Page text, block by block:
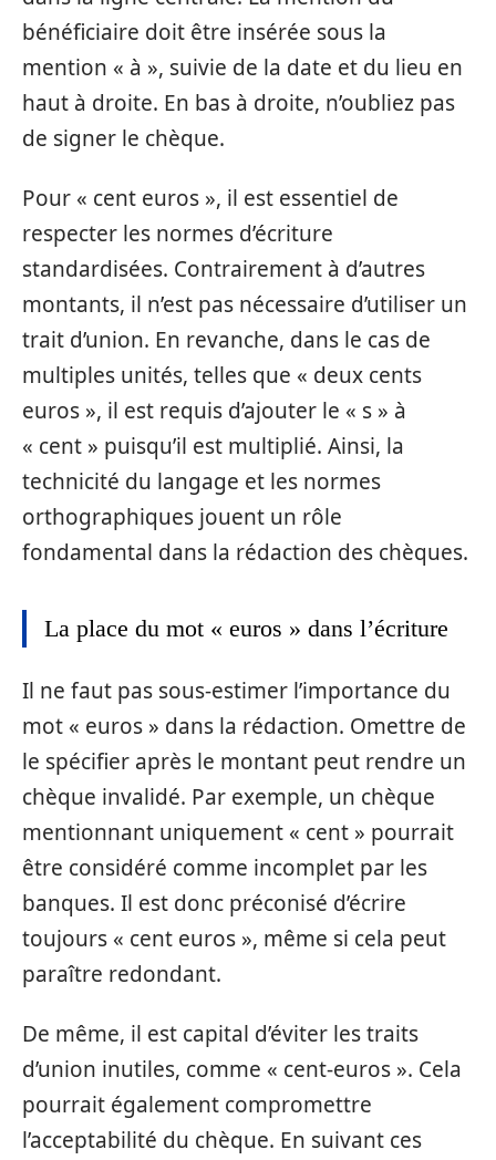
bénéficiaire doit être insérée sous la
mention « à », suivie de la date et du lieu en
haut à droite. En bas à droite, n’oubliez pas
de signer le chèque.
Pour « cent euros », il est essentiel de
respecter les normes d’écriture
standardisées. Contrairement à d’autres
montants, il n’est pas nécessaire d’utiliser un
trait d’union. En revanche, dans le cas de
multiples unités, telles que « deux cents
euros », il est requis d’ajouter le « s » à
« cent » puisqu’il est multiplié. Ainsi, la
technicité du langage et les normes
orthographiques jouent un rôle
fondamental dans la rédaction des chèques.
La place du mot « euros » dans l’écriture
Il ne faut pas sous-estimer l’importance du
mot « euros » dans la rédaction. Omettre de
le spécifier après le montant peut rendre un
chèque invalidé. Par exemple, un chèque
mentionnant uniquement « cent » pourrait
être considéré comme incomplet par les
banques. Il est donc préconisé d’écrire
toujours « cent euros », même si cela peut
paraître redondant.
De même, il est capital d’éviter les traits
d’union inutiles, comme « cent-euros ». Cela
pourrait également compromettre
l’acceptabilité du chèque. En suivant ces